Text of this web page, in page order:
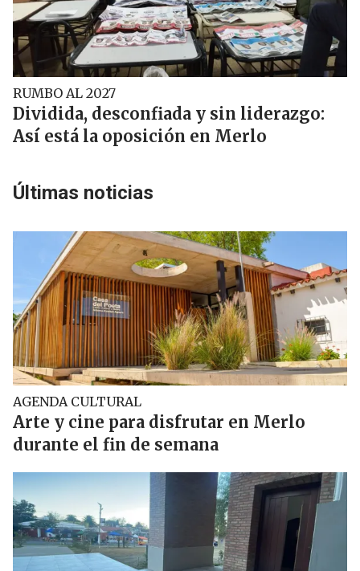
RUMBO AL 2027
Dividida, desconfiada y sin liderazgo:
Así está la oposición en Merlo
Últimas noticias
AGENDA CULTURAL
Arte y cine para disfrutar en Merlo
durante el fin de semana